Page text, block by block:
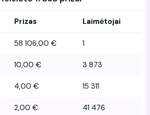
Prizas Laimėtojai
58 106,00 € 1
10,00 € 3 873
4,00 € 15 311
2,00 € 41 476